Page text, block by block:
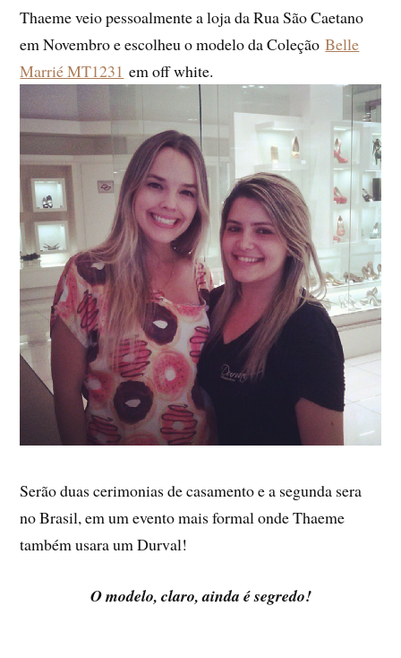
Thaeme veio pessoalmente a loja da Rua São Caetano
em Novembro e escolheu o modelo da ColeçãoBelle
Marrié MT1231 em off white.
Serão duas cerimonias de casamento e a segunda sera
no Brasil, em um evento mais formal onde Thaeme
também usara um Durval!
O modelo, claro, ainda é segredo!